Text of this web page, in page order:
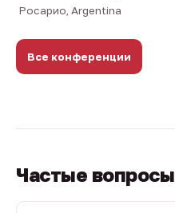
Росарио, Argentina
Все конференции
Частые вопросы